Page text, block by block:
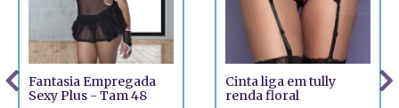
Fantasia Empregada
Sexy Plus - Tam 48
Cinta liga em tully
renda floral